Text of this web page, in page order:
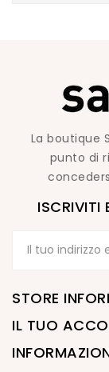
La boutique
punto di
ISCRIVITI
STORE
IL TUO